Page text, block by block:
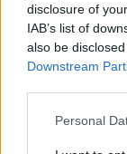
disclosure of
IAB’s list of
also be
Downstream
Personal
Coolness wie sie im